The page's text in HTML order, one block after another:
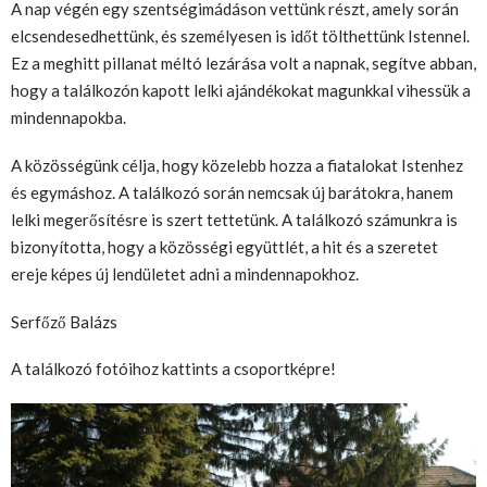
A nap végén egy szentségimádáson vettünk részt, amely során
elcsendesedhettünk, és személyesen is időt tölthettünk Istennel.
Ez a meghitt pillanat méltó lezárása volt a napnak, segítve abban,
hogy a találkozón kapott lelki ajándékokat magunkkal vihessük a
mindennapokba.
A közösségünk célja, hogy közelebb hozza a fiatalokat Istenhez
és egymáshoz. A találkozó során nemcsak új barátokra, hanem
lelki megerősítésre is szert tettetünk. A találkozó számunkra is
bizonyította, hogy a közösségi együttlét, a hit és a szeretet
ereje képes új lendületet adni a mindennapokhoz.
Serfőző Balázs
A találkozó fotóihoz kattints a csoportképre!